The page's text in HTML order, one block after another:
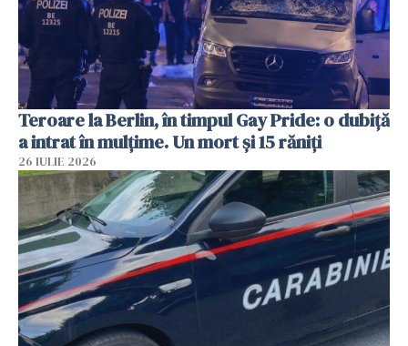
Teroare la Berlin, în timpul Gay Pride: o dubiță
a intrat în mulțime. Un mort și 15 răniți
26 IULIE 2026